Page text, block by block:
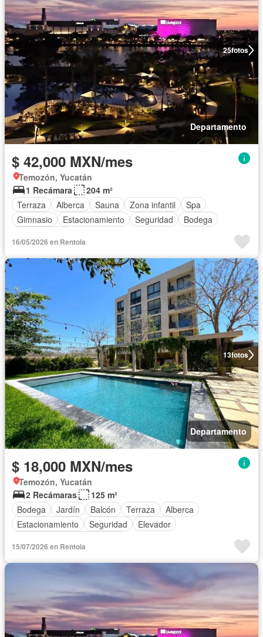
25fotos
Departamento
$ 42,000 MXN/mes
Temozón, Yucatán
1 Recámara
204 m²
Terraza
Alberca Sauna Zona infantil
Spa
Gimnasio
Estacionamiento Seguridad
Bodega
16/05/2026 en Rentola
13fotos
Departamento
$ 18,000 MXN/mes
Temozón, Yucatán
2 Recámaras
125 m²
Bodega
Jardín Balcón Terraza
Alberca
Estacionamiento
Seguridad
Elevador
15/07/2026 en Rentola